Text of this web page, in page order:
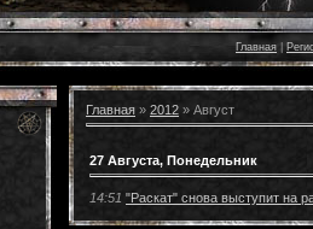
Главная
Главная » 2012 » Август
27 Августа, Понедельник
14:51 "Раскат" снова выступит на